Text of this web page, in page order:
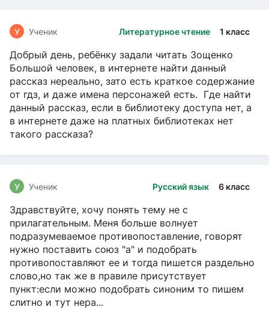
Литературное чтение 1 класс
У Ученик
Добрый день, ребёнку задали читать Зощенко
Большой человек, в интернете найти данный
рассказ нереально, зато есть краткое содержание
от гдз, и даже имена персонажей есть. Где найти
данный рассказ, если в библиотеку доступа нет, а
в интернете даже на платных библиотеках нет
такого рассказа?
Русский язык 6 класс
У Ученик
Здравствуйте, хочу понять тему не с
прилагательным. Меня больше волнует
подразумеваемое противопоставление, говорят
нужно поставить союз "а" и подобрать
противопоставляют ее и тогда пишется раздельно
слово,но так же в правиле присутствует
пункт:если можно подобрать синоним то пишем
слитно и тут нера...